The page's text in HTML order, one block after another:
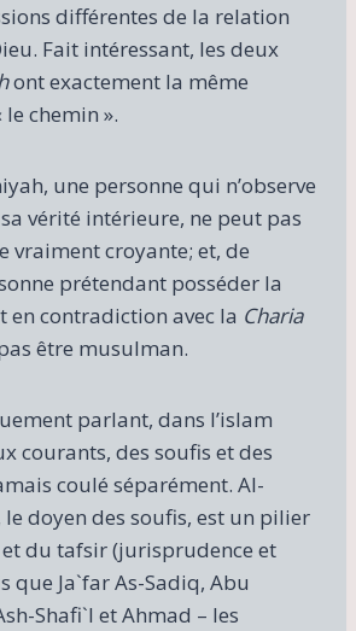
différentes de la relation
Fait intéressant, les deux
ont exactement la même
chemin ».
une personne qui n’observe
vérité intérieure, ne peut pas
vraiment croyante; et, de
prétendant posséder la
en contradiction avec la Charia
être musulman.
parlant, dans l’islam
courants, des soufis et des
coulé séparément. Al-
le doyen des soufis, est un pilier
du tafsir (jurisprudence et
que Ja`far As-Sadiq, Abu
Shafi`I et Ahmad – les